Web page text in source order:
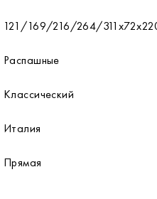
121/169/216/264/
Распашные
Классический
Италия
Прямая